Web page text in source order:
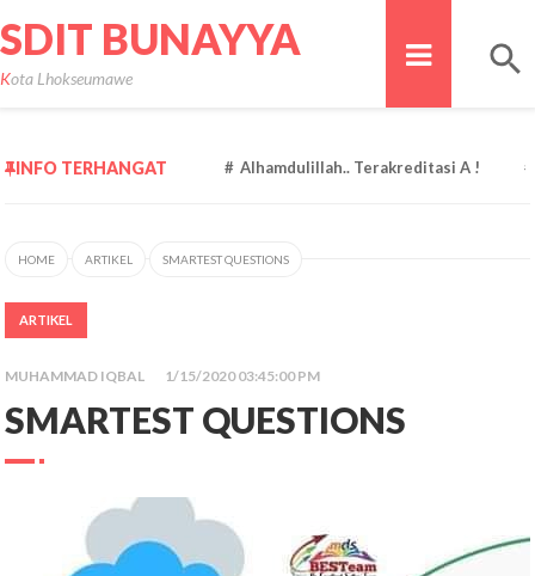
SDIT BUNAYYA
Kota Lhokseumawe
INFO TERHANGAT Alhamdulillah.. Terakreditasi A !
HOME ARTIKEL SMARTEST QUESTIONS
ARTIKEL
MUHAMMAD IQBAL 1/15/2020 03:45:00 PM
SMARTEST QUESTIONS